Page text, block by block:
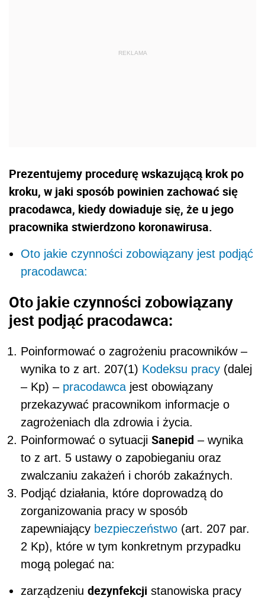
Prezentujemy procedurę wskazującą krok po
kroku, w jaki sposób powinien zachować się
pracodawca, kiedy dowiaduje się, że u jego
pracownika stwierdzono koronawirusa.
Oto jakie czynności zobowiązany jest podjąć
pracodawca:
Oto jakie czynności zobowiązany
jest podjąć pracodawca:
Poinformować o zagrożeniu pracowników –
wynika to z art. 207(1) Kodeksu pracy (dalej
– Kp) – pracodawca jest obowiązany
przekazywać pracownikom informacje o
zagrożeniach dla zdrowia i życia.
Poinformować o sytuacji Sanepid – wynika
to z art. 5 ustawy o zapobieganiu oraz
zwalczaniu zakażeń i chorób zakaźnych.
Podjąć działania, które doprowadzą do
zorganizowania pracy w sposób
zapewniający bezpieczeństwo (art. 207 par.
2 Kp), które w tym konkretnym przypadku
mogą polegać na:
zarządzeniu dezynfekcji stanowiska pracy